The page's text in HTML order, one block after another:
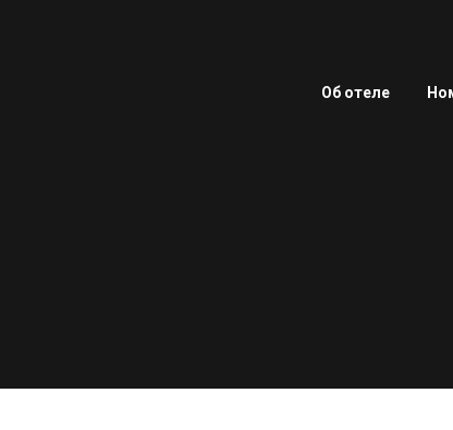
Об отеле